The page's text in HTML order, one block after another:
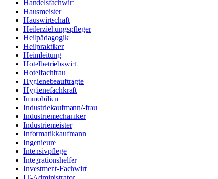
Handelsfachwirt
Hausmeister
Hauswirtschaft
Heilerziehungspfleger
Heilpädagogik
Heilpraktiker
Heimleitung
Hotelbetriebswirt
Hotelfachfrau
Hygienebeauftragte
Hygienefachkraft
Immobilien
Industriekaufmann/-frau
Industriemechaniker
Industriemeister
Informatikkaufmann
Ingenieure
Intensivpflege
Integrationshelfer
Investment-Fachwirt